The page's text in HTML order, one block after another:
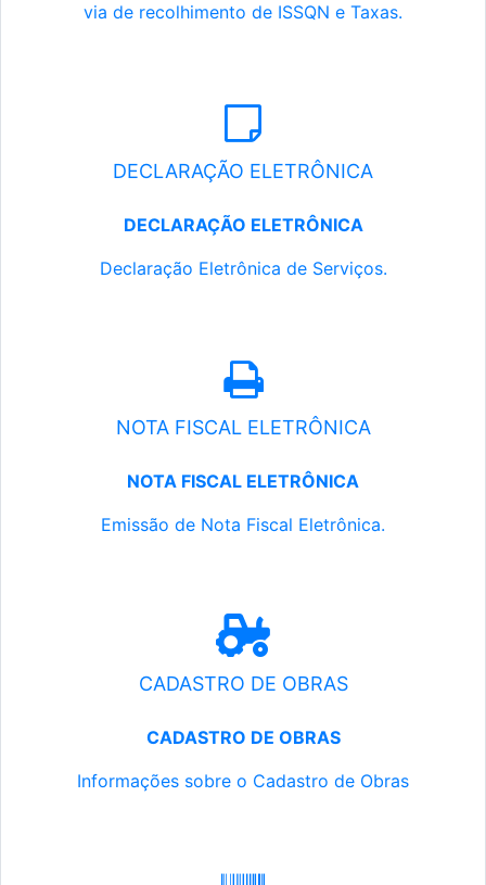
via de recolhimento de ISSQN e Taxas.
DECLARAÇÃO ELETRÔNICA
DECLARAÇÃO ELETRÔNICA
Declaração Eletrônica de Serviços.
NOTA FISCAL ELETRÔNICA
NOTA FISCAL ELETRÔNICA
Emissão de Nota Fiscal Eletrônica.
CADASTRO DE OBRAS
CADASTRO DE OBRAS
Informações sobre o Cadastro de Obras